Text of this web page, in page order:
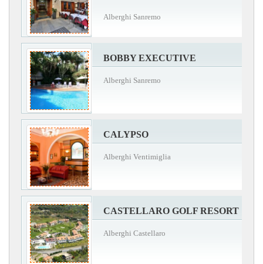
Alberghi Sanremo
BOBBY EXECUTIVE
Alberghi Sanremo
CALYPSO
Alberghi Ventimiglia
CASTELLARO GOLF RESORT
Alberghi Castellaro